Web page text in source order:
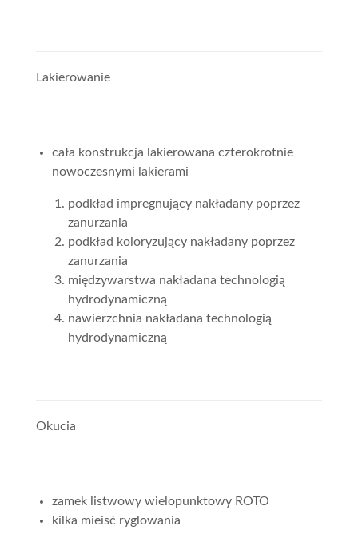
Lakierowanie
cała konstrukcja lakierowana czterokrotnie
nowoczesnymi lakierami
podkład impregnujący nakładany poprzez
zanurzania
podkład koloryzujący nakładany poprzez
zanurzania
międzywarstwa nakładana technologią
hydrodynamiczną
nawierzchnia nakładana technologią
hydrodynamiczną
Okucia
zamek listwowy wielopunktowy ROTO
kilka mieisć ryglowania